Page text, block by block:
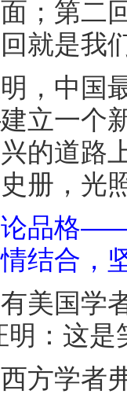
；第二
就是我
中国最
立一个
的道路
册，光
品格
结合，
国学者
明：这是
学者弗